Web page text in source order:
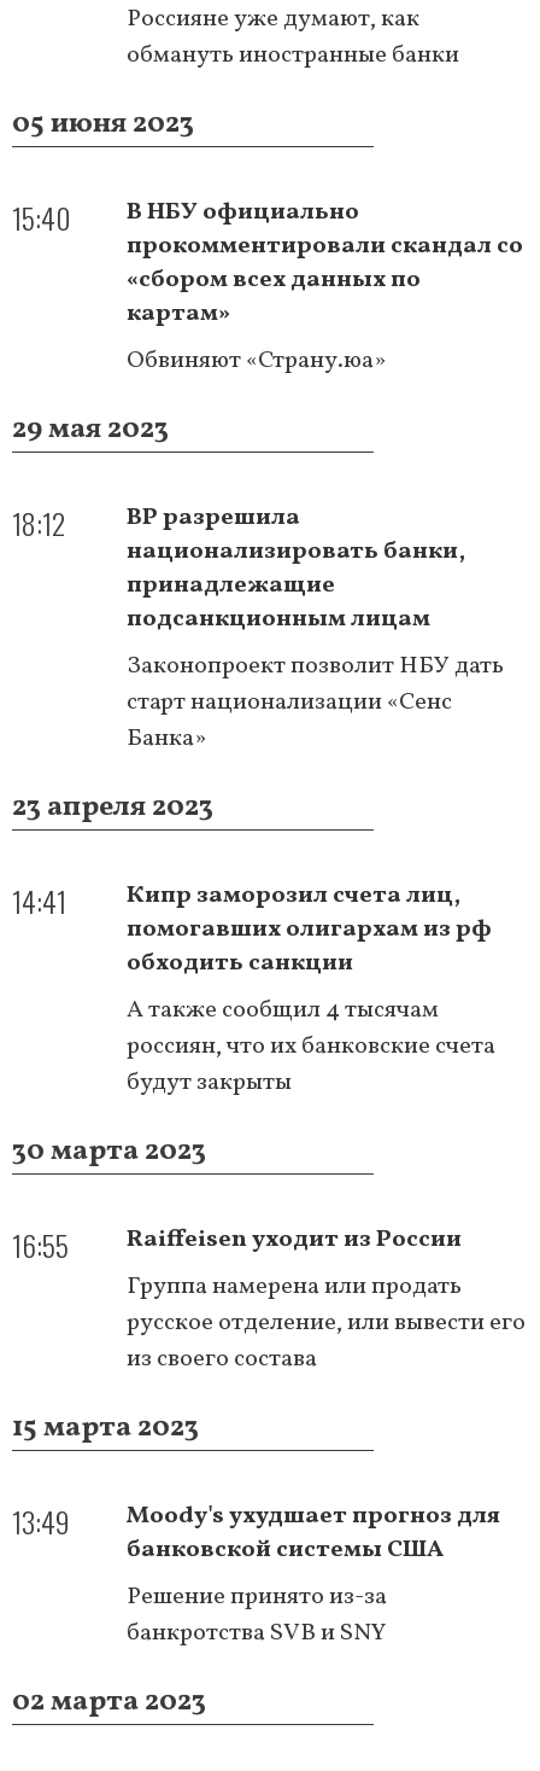
Россияне уже думают, как
обмануть иностранные банки
05 июня 2023
15:40
В НБУ официально
прокомментировали скандал со
«сбором всех данных по
картам»
Обвиняют «Страну.юа»
29 мая 2023
18:12
ВР разрешила
национализировать банки,
принадлежащие
подсанкционным лицам
Законопроект позволит НБУ дать
старт национализации «Сенс
Банка»
23 апреля 2023
14:41
Кипр заморозил счета лиц,
помогавших олигархам из рф
обходить санкции
А также сообщил 4 тысячам
россиян, что их банковские счета
будут закрыты
30 марта 2023
16:55
Raiffeisen уходит из России
Группа намерена или продать
русское отделение, или вывести его
из своего состава
15 марта 2023
13:49
Moody's ухудшает прогноз для
банковской системы США
Решение принято из-за
банкротства SVB и SNY
02 марта 2023